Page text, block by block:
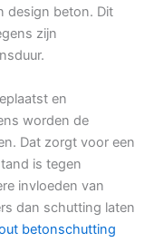
design beton. Dit
zijn
en
worden de
Dat zorgt voor een
is tegen
invloeden van
dan schutting laten
betonschutting